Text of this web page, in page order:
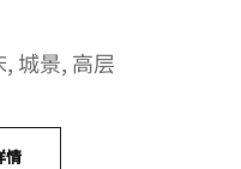
城景, 高层
情